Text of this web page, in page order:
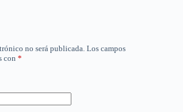
no será publicada. Los campos
con *